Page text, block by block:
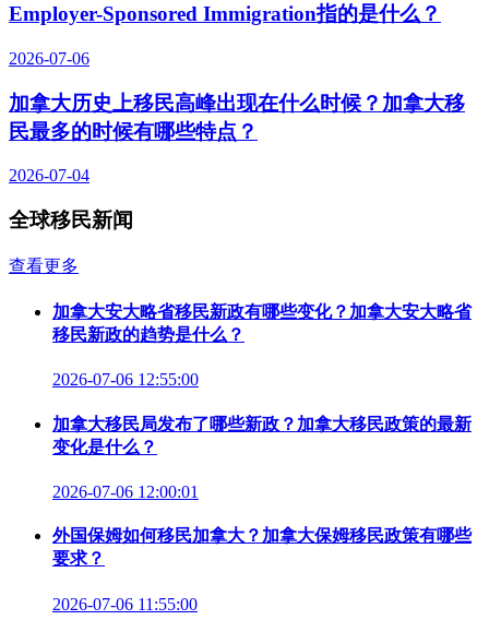
Employer-Sponsored Immigration指的是什么？
2026-07-06
加拿大历史上移民高峰出现在什么时候？加拿大移
民最多的时候有哪些特点？
2026-07-04
全球移民新闻
查看更多
加拿大安大略省移民新政有哪些变化？加拿大安大略省
移民新政的趋势是什么？
2026-07-06 12:55:00
加拿大移民局发布了哪些新政？加拿大移民政策的最新
变化是什么？
2026-07-06 12:00:01
外国保姆如何移民加拿大？加拿大保姆移民政策有哪些
要求？
2026-07-06 11:55:00